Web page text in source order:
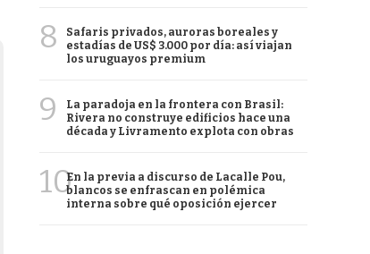
8
Safaris privados, auroras boreales y
estadías de US$ 3.000 por día: así viajan
los uruguayos premium
9
La paradoja en la frontera con Brasil:
Rivera no construye edificios hace una
década y Livramento explota con obras
10En la previa a discurso de Lacalle Pou,
blancos se enfrascan en polémica
interna sobre qué oposición ejercer